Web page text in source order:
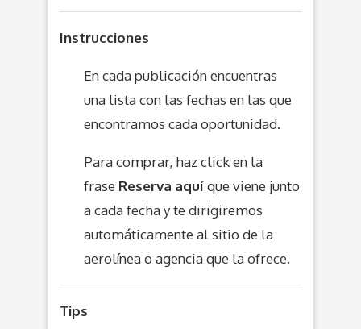
Instrucciones
En cada publicación encuentras
una lista con las fechas en las que
encontramos cada oportunidad.
Para comprar, haz click en la
frase Reserva aquíque viene junto
a cada fecha y te dirigiremos
automáticamente al sitio de la
aerolínea o agencia que la ofrece.
Tips